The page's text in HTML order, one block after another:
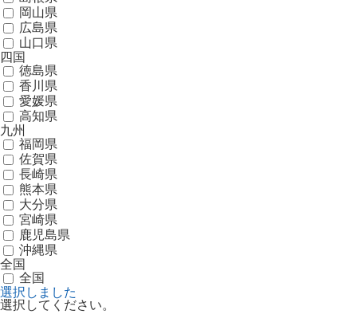
岡山県
広島県
山口県
四国
徳島県
香川県
愛媛県
高知県
九州
福岡県
佐賀県
長崎県
熊本県
大分県
宮崎県
鹿児島県
沖縄県
全国
全国
選択しました
選択してください。